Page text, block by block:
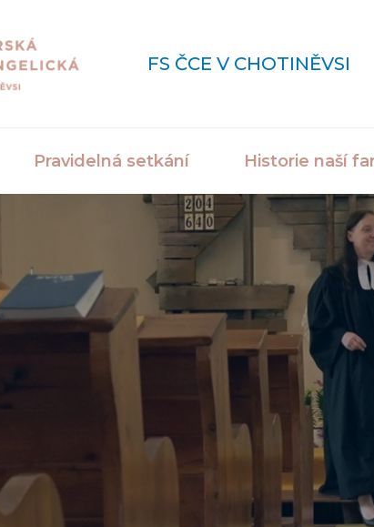
FS ČCE V CHOTINĚVSI
Pravidelná setkání Historie naší